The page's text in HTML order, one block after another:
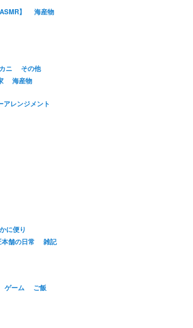
ASMR】
海産物
ニ
その他
海産物
アレンジメント
に便り
舗の日常
雑記
ゲーム
ご飯